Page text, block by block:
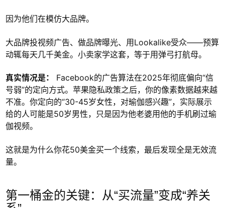
因为他们在模仿大品牌。
大品牌投视频广告、做品牌曝光、用Lookalike受众——预算
动辄每天几千美金。小卖家学这套，等于用弹弓打航母。
真实情况是：
Facebook的广告算法在2025年彻底偏向“信
号弱”的定向方式。苹果隐私政策之后，你的像素数据越来越
不准。你定向的“30-45岁女性，对瑜伽感兴趣”，实际展示
给的人可能是50岁男性，只是因为他老婆用他的手机刷过瑜
伽视频。
这就是为什么你花50美金买一个线索，最后发现全是无效流
量。
第一桶金的关键：从“买流量”变成“养关